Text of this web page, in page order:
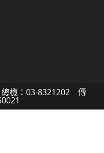
機：03-8321202 傳